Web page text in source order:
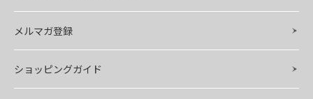
メルマガ登録
ショッピングガイド